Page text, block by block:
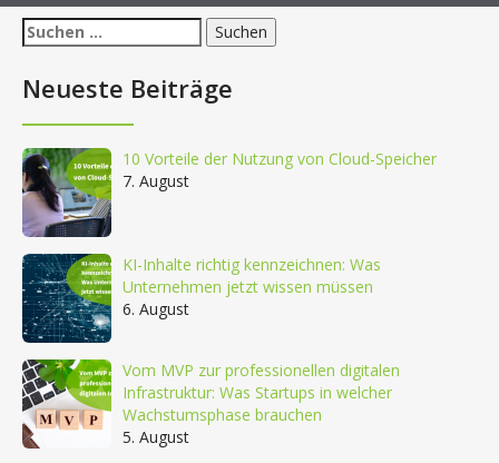
Suchen
nach:
Neueste Beiträge
10 Vorteile der Nutzung von Cloud-Speicher
7. August
KI-Inhalte richtig kennzeichnen: Was
Unternehmen jetzt wissen müssen
6. August
Vom MVP zur professionellen digitalen
Infrastruktur: Was Startups in welcher
Wachstumsphase brauchen
5. August